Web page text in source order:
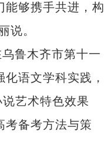
能够携手共进，构
说。
鲁木齐市第十一
语文学科实践，
艺术特色效果
备考方法与策